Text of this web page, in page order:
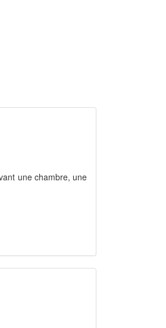
une chambre, une